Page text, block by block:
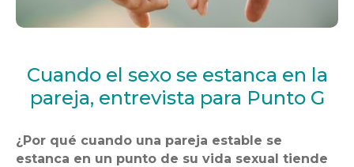
Cuando el sexo se estanca en la
pareja, entrevista para Punto G
¿Por qué cuando una pareja estable se
estanca en un punto de su vida sexual tiende